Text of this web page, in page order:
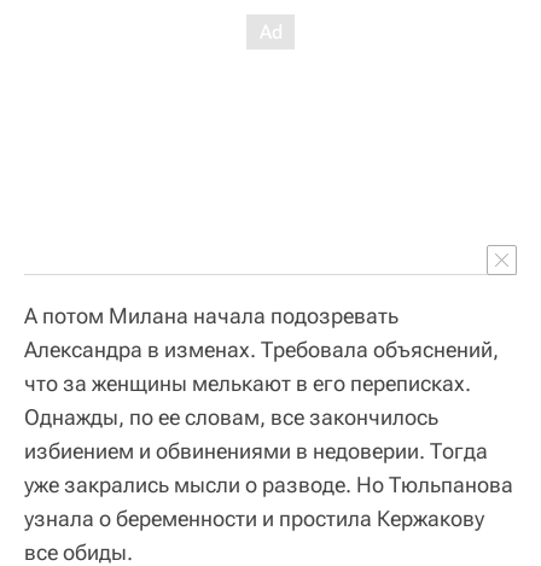
А потом Милана начала подозревать
Александра в изменах. Требовала объяснений,
что за женщины мелькают в его переписках.
Однажды, по ее словам, все закончилось
избиением и обвинениями в недоверии. Тогда
уже закрались мысли о разводе. Но Тюльпанова
узнала о беременности и простила Кержакову
все обиды.